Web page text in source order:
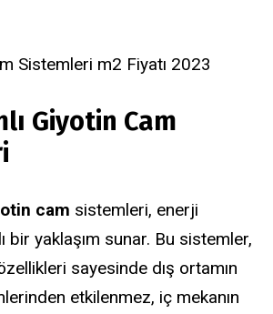
Sistemleri m2 Fiyatı 2023
Giyotin Cam
cam sistemleri, enerji
bir yaklaşım sunar. Bu sistemler,
özellikleri sayesinde dış ortamın
etkilenmez, iç mekanın